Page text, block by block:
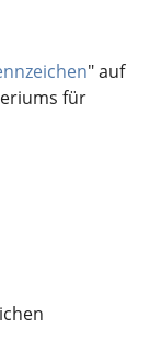
" auf
für